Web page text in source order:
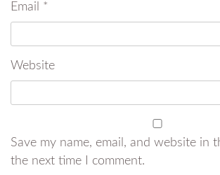
Email *
Website
Save my name, email, and website in
the next time I comment.